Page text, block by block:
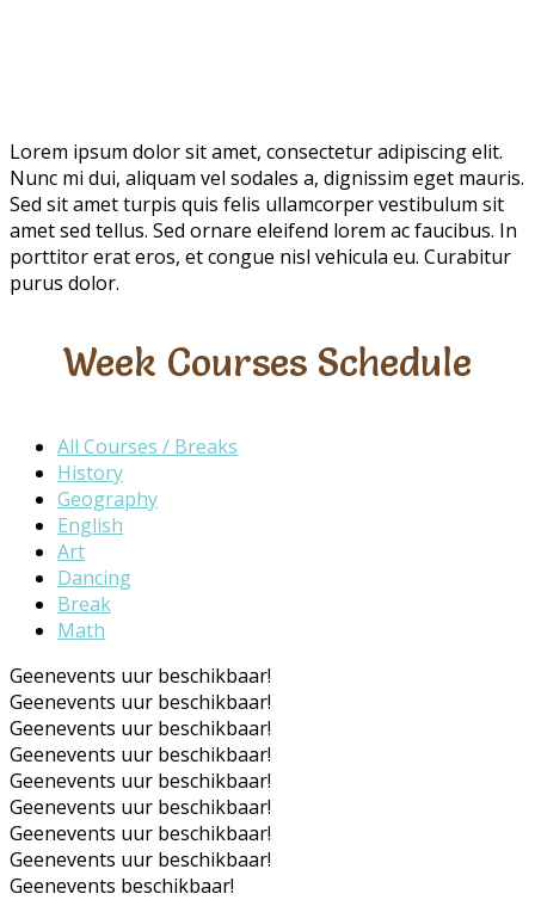
Lorem ipsum dolor sit amet, consectetur adipiscing elit.
Nunc mi dui, aliquam vel sodales a, dignissim eget mauris.
Sed sit amet turpis quis felis ullamcorper vestibulum sit
amet sed tellus. Sed ornare eleifend lorem ac faucibus. In
porttitor erat eros, et congue nisl vehicula eu. Curabitur
purus dolor.
Week Courses Schedule
All Courses / Breaks
History
Geography
English
Art
Dancing
Break
Math
Geenevents uur beschikbaar!
Geenevents uur beschikbaar!
Geenevents uur beschikbaar!
Geenevents uur beschikbaar!
Geenevents uur beschikbaar!
Geenevents uur beschikbaar!
Geenevents uur beschikbaar!
Geenevents uur beschikbaar!
Geenevents beschikbaar!